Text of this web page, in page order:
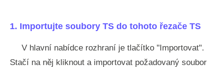
1. Importujte soubory TS do tohoto řezače TS
V hlavní nabídce rozhraní je tlačítko "Importovat".
Stačí na něj kliknout a importovat požadovaný soubor